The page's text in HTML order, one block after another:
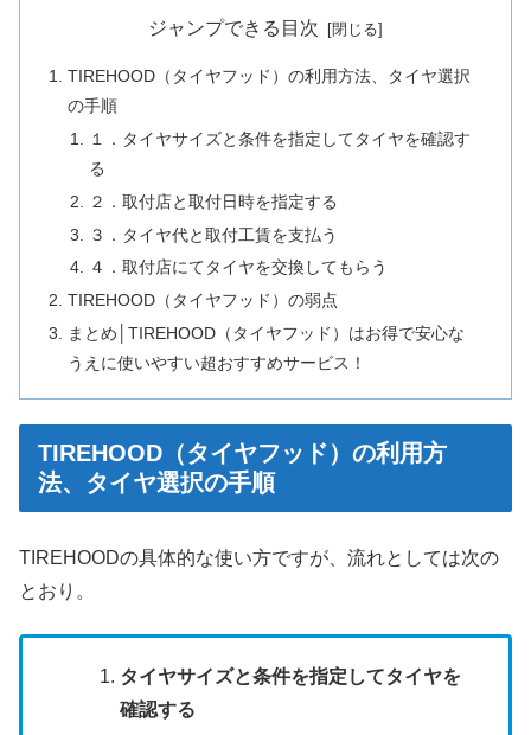
ジャンプできる目次
TIREHOOD（タイヤフッド）の利用方法、タイヤ選択
の手順
１．タイヤサイズと条件を指定してタイヤを確認す
る
２．取付店と取付日時を指定する
３．タイヤ代と取付工賃を支払う
４．取付店にてタイヤを交換してもらう
TIREHOOD（タイヤフッド）の弱点
まとめ│TIREHOOD（タイヤフッド）はお得で安心な
うえに使いやすい超おすすめサービス！
TIREHOOD（タイヤフッド）の利用方
法、タイヤ選択の手順
TIREHOODの具体的な使い方ですが、流れとしては次の
とおり。
タイヤサイズと条件を指定してタイヤを
確認する